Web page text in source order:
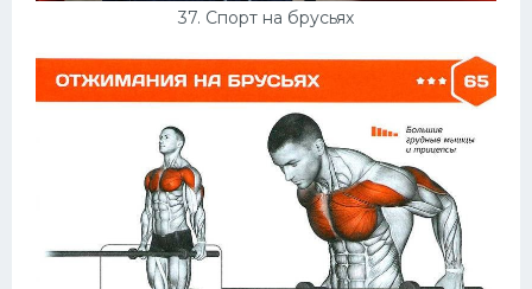
37. Спорт на брусьях